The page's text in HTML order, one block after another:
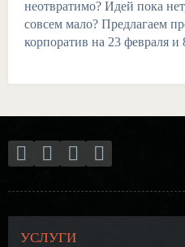
неотвратимо? Идей пока
совсем мало? Предлагаем
корпоратив на 23 февраля и
УСЛУГИ